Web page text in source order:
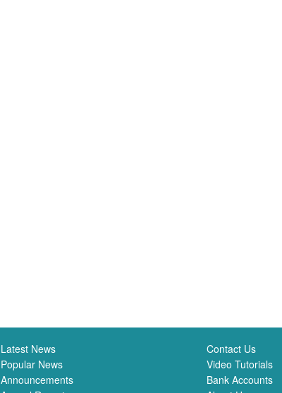
Latest News
Popular News
Announcements
Contact Us
Video Tutorials
Bank Accounts